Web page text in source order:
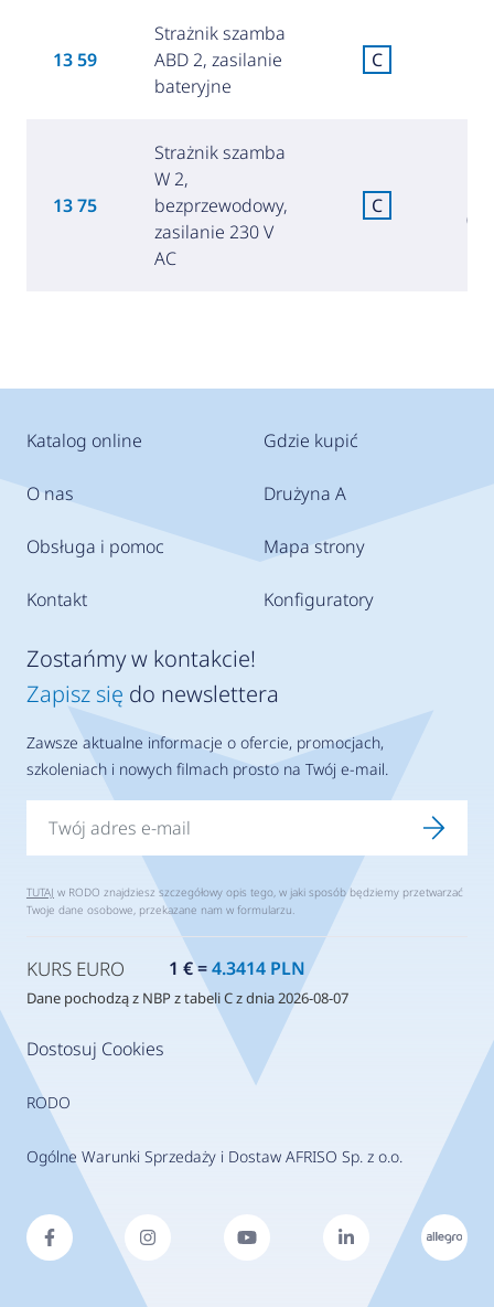
13 59
Strażnik szamba
ABD 2, zasilanie
bateryjne
C
13 75
Strażnik szamba
W 2,
bezprzewodowy,
zasilanie 230 V
AC
C
(1
Katalog online
O nas
Obsługa i pomoc
Kontakt
Gdzie kupić
Drużyna A
Mapa strony
Konfiguratory
Dostosuj Cookies
RODO
Ogólne Warunki Sprzedaży i Dostaw AFRISO Sp. z o.o.
Zostańmy w kontakcie!
Zapisz się do newslettera
Zawsze aktualne informacje o ofercie, promocjach,
szkoleniach i nowych filmach prosto na Twój e-mail.
TUTAJ w RODO znajdziesz szczegółowy opis tego, w jaki sposób będziemy przetwarzać
Twoje dane osobowe, przekazane nam w formularzu.
KURS EURO 1 € =4.3414 PLN
Dane pochodzą z NBP z tabeli C z dnia 2026-08-07